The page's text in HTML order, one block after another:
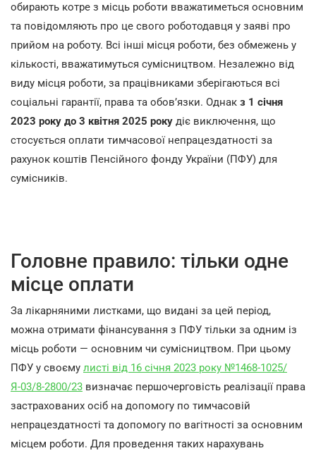
обирають котре з місць роботи вважатиметься основним
та повідомляють про це свого роботодавця у заяві про
прийом на роботу. Всі інші місця роботи, без обмежень у
кількості, вважатимуться сумісництвом. Незалежно від
виду місця роботи, за працівниками зберігаються всі
соціальні гарантії, права та обов’язки. Однак з 1 січня
2023 року до 3 квітня 2025 року діє виключення, що
стосується оплати тимчасової непрацездатності за
рахунок коштів Пенсійного фонду України (ПФУ) для
сумісників.
Головне правило: тільки одне
місце оплати
За лікарняними листками, що видані за цей період,
можна отримати фінансування з ПФУ тільки за одним із
місць роботи — основним чи сумісництвом. При цьому
ПФУ у своєму листі від 16 січня 2023 року №1468-1025/
Я-03/8-2800/23 визначає першочерговість реалізації права
застрахованих осіб на допомогу по тимчасовій
непрацездатності та допомогу по вагітності за основним
місцем роботи. Для проведення таких нарахувань